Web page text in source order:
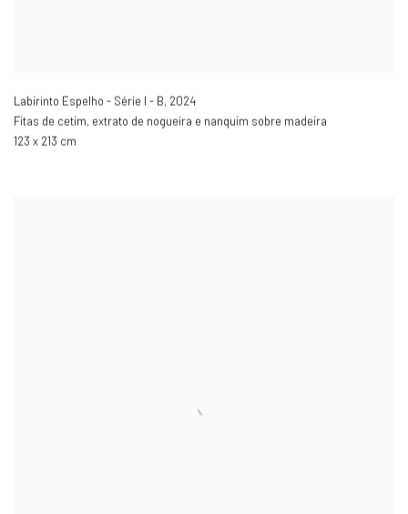
Labirinto Espelho - Série I - B, 2024
Fitas de cetim, extrato de nogueira e nanquim sobre madeira
123 x 213 cm